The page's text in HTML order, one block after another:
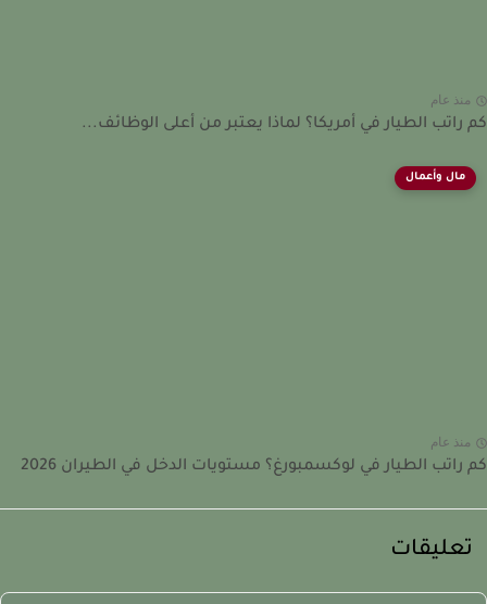
عام
الطيار في أمريكا؟ لماذا يعتبر من أعلى الوظائف...
مال وأعمال
عام
الطيار في لوكسمبورغ؟ مستويات الدخل في الطيران 2026